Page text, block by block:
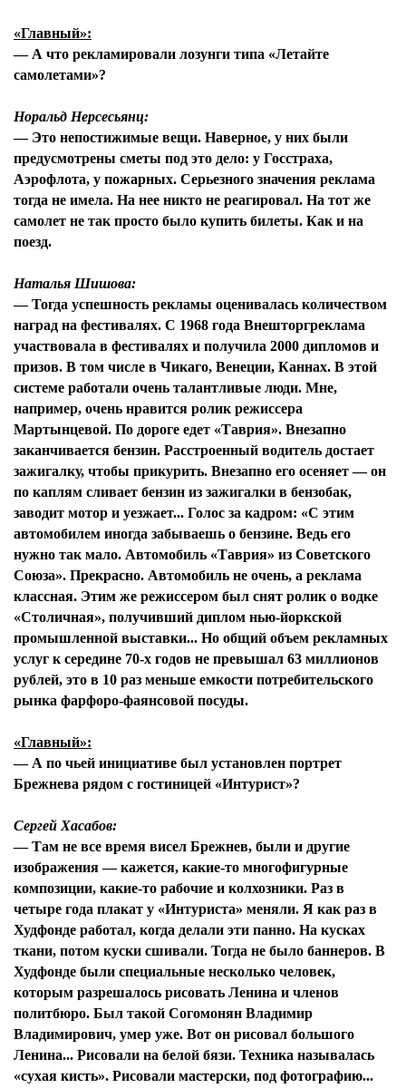
«Главный»:
— А что рекламировали лозунги типа «Летайте
самолетами»?
Норальд Нерсесьянц:
— Это непостижимые вещи. Наверное, у них были
предусмотрены сметы под это дело: у Госстраха,
Аэрофлота, у пожарных. Серьезного значения реклама
тогда не имела. На нее никто не реагировал. На тот же
самолет не так просто было купить билеты. Как и на
поезд.
Наталья Шишова:
— Тогда успешность рекламы оценивалась количеством
наград на фестивалях. С 1968 года Внешторгреклама
участвовала в фестивалях и получила 2000 дипломов и
призов. В том числе в Чикаго, Венеции, Каннах. В этой
системе работали очень талантливые люди. Мне,
например, очень нравится ролик режиссера
Мартынцевой. По дороге едет «Таврия». Внезапно
заканчивается бензин. Расстроенный водитель достает
зажигалку, чтобы прикурить. Внезапно его осеняет — он
по каплям сливает бензин из зажигалки в бензобак,
заводит мотор и уезжает... Голос за кадром: «С этим
автомобилем иногда забываешь о бензине. Ведь его
нужно так мало. Автомобиль «Таврия» из Советского
Союза». Прекрасно. Автомобиль не очень, а реклама
классная. Этим же режиссером был снят ролик о водке
«Столичная», получивший диплом нью-йоркской
промышленной выставки... Но общий объем рекламных
услуг к середине 70-х годов не превышал 63 миллионов
рублей, это в 10 раз меньше емкости потребительского
рынка фарфоро-фаянсовой посуды.
«Главный»:
— А по чьей инициативе был установлен портрет
Брежнева рядом с гостиницей «Интурист»?
Сергей Хасабов:
— Там не все время висел Брежнев, были и другие
изображения — кажется, какие-то многофигурные
композиции, какие-то рабочие и колхозники. Раз в
четыре года плакат у «Интуриста» меняли. Я как раз в
Худфонде работал, когда делали эти панно. На кусках
ткани, потом куски сшивали. Тогда не было баннеров. В
Худфонде были специальные несколько человек,
которым разрешалось рисовать Ленина и членов
политбюро. Был такой Согомонян Владимир
Владимирович, умер уже. Вот он рисовал большого
Ленина... Рисовали на белой бязи. Техника называлась
«сухая кисть». Рисовали мастерски, под фотографию...